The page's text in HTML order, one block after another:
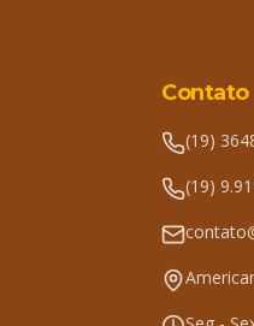
Contato
(19)
(19)